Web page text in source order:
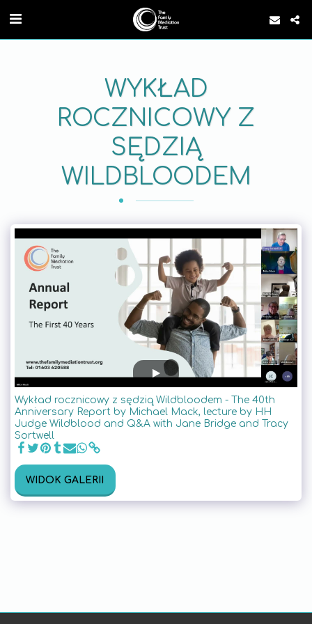
WYKŁAD
ROCZNICOWY Z
SĘDZIĄ
WILDBLOODEM
Wykład rocznicowy z sędzią Wildbloodem - The 40th
Anniversary Report by Michael Mack, lecture by HH
Judge Wildblood and Q&A with Jane Bridge and Tracy
Sortwell
WIDOK GALERII